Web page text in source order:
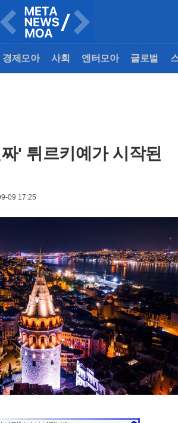
경제모아 사회 엔터모아 글로벌
' 튀르키예가 시작된
09 17:25